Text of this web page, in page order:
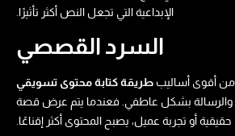
الإبداعية التي تجعل النص أكثر تأثيرًا.
السرد القصصي
أقوى أساليب طريقة كتابة محتوى تسويقي​
والرسالة بشكل عاطفي. فعندما يتم عرض قصة
حقيقية أو تجربة عميل، يصبح المحتوى أكثر إقناعًا.